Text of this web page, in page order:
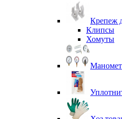
Крепеж
Клипсы
Хомуты